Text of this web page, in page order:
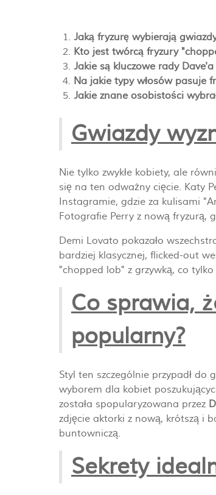
Jaką fryzurę wybierają
Kto jest twórcą fryzury
Jakie są kluczowe rady
Na jakie typy włosów pasuje
Jakie znane osobistości
Gwiazdy
Nie tylko zwykłe kobiety, ale
się na ten odważny cięcie. Katy
Instagramie, gdzie za kulisami
Fotografie Perry z nową fryzurą,
Demi Lovato pokazało
bardziej klasycznej, flicked-out
"chopped lob" z grzywką, co
Co sprawia,
popularny?
Styl ten szczególnie przypadł
wyborem dla kobiet
została spopularyzowana przez
zdjęcie aktorki z nową, krótszą i
buntowniczą.
Sekrety